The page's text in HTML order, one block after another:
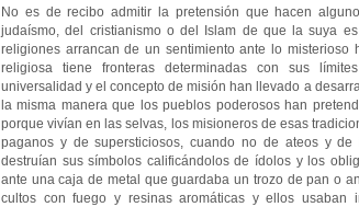
No es de recibo admitir la pretensión que hacen
judaísmo, del cristianismo o del Islam de que la suya
religiones arrancan de un sentimiento ante lo misterioso
religiosa tiene fronteras determinadas con sus
universalidad y el concepto de misión han llevado a
la misma manera que los pueblos poderosos han
porque vivían en las selvas, los misioneros de esas
paganos y de supersticiosos, cuando no de ateos y
destruían sus símbolos calificándolos de ídolos y los
ante una caja de metal que guardaba un trozo de pan o
cultos con fuego y resinas aromáticas y ellos usaban